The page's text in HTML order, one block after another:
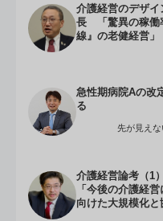
介護経営のデザ
長 「驚異の稼働
線』の老健経営」
急性期病院Aの改
る
先が見えな
介護経営論考（1
「今後の介護経
向けた大規模化と